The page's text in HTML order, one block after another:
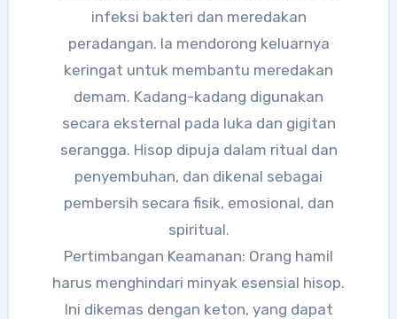
infeksi bakteri dan meredakan
peradangan. Ia mendorong keluarnya
keringat untuk membantu meredakan
demam. Kadang-kadang digunakan
secara eksternal pada luka dan gigitan
serangga. Hisop dipuja dalam ritual dan
penyembuhan, dan dikenal sebagai
pembersih secara fisik, emosional, dan
spiritual.
Pertimbangan Keamanan: Orang hamil
harus menghindari minyak esensial hisop.
Ini dikemas dengan keton, yang dapat